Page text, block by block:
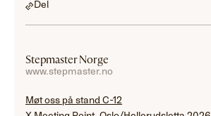
Del
Stepmaster Norge
www.stepmaster.no
Møt oss på stand C-12